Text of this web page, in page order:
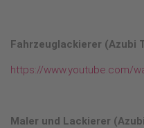
Fahrzeuglackierer (Azubi
https://www.youtube.com/
Maler und Lackierer